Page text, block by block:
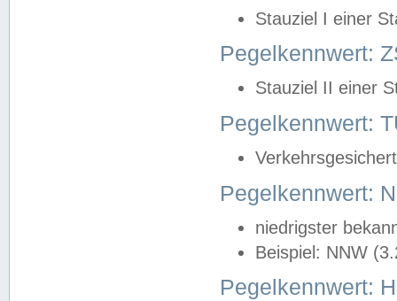
Stauziel I einer
Pegelkennwert:
Stauziel II einer
Pegelkennwert:
Pegelkennwert:
niedrigster
Beispiel: NNW
Pegelkennwert: